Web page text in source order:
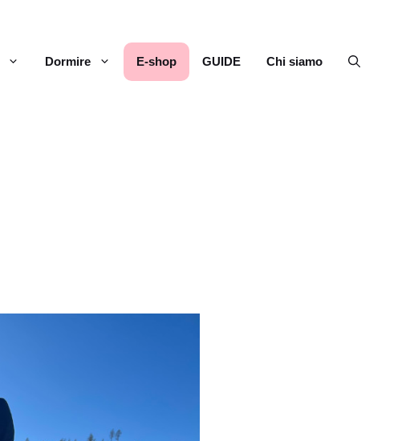
Dormire E-shop GUIDE Chi siamo